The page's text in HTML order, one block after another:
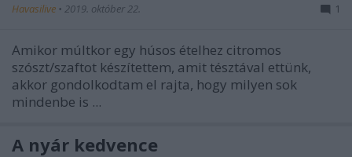
Havasilive • 2019. október 22. 1
Amikor múltkor egy húsos ételhez citromos
szószt/szaftot készítettem, amit tésztával ettünk,
akkor gondolkodtam el rajta, hogy milyen sok
mindenbe is ...
A nyár kedvence